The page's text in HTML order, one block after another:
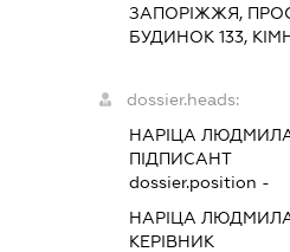
ЗАПОРІЖЖЯ,
БУДИНОК 133,
dossier.heads:
НАРІЦА
ПІДПИСАНТ
dossier.position -
НАРІЦА
КЕРІВНИК